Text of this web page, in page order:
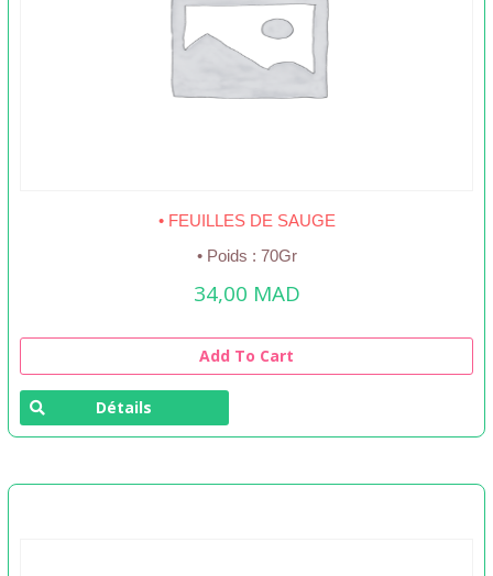
• FEUILLES DE SAUGE
• Poids : 70Gr
34,00 MAD
Add To Cart
Détails